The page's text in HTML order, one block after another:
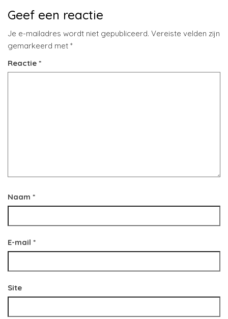
Geef een reactie
Je e-mailadres wordt niet gepubliceerd. Vereiste velden zijn
gemarkeerd met *
Reactie *
Naam *
E-mail *
Site